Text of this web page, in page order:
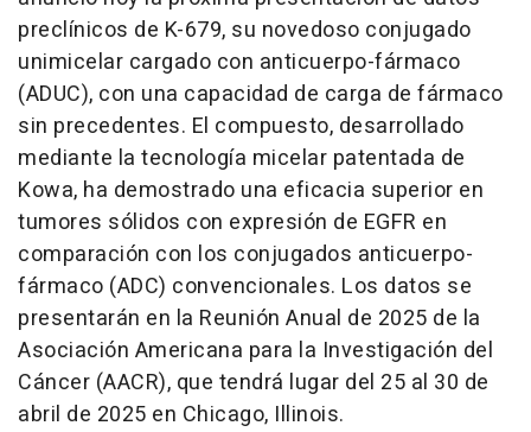
preclínicos de K-679, su novedoso conjugado
unimicelar cargado con anticuerpo-fármaco
(ADUC), con una capacidad de carga de fármaco
sin precedentes. El compuesto, desarrollado
mediante la tecnología micelar patentada de
Kowa, ha demostrado una eficacia superior en
tumores sólidos con expresión de EGFR en
comparación con los conjugados anticuerpo-
fármaco (ADC) convencionales. Los datos se
presentarán en la Reunión Anual de 2025 de la
Asociación Americana para la Investigación del
Cáncer (AACR), que tendrá lugar del 25 al 30 de
abril de 2025 en Chicago, Illinois.